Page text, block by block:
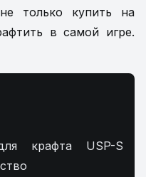
только купить на
в самой игре.
крафта USP-S